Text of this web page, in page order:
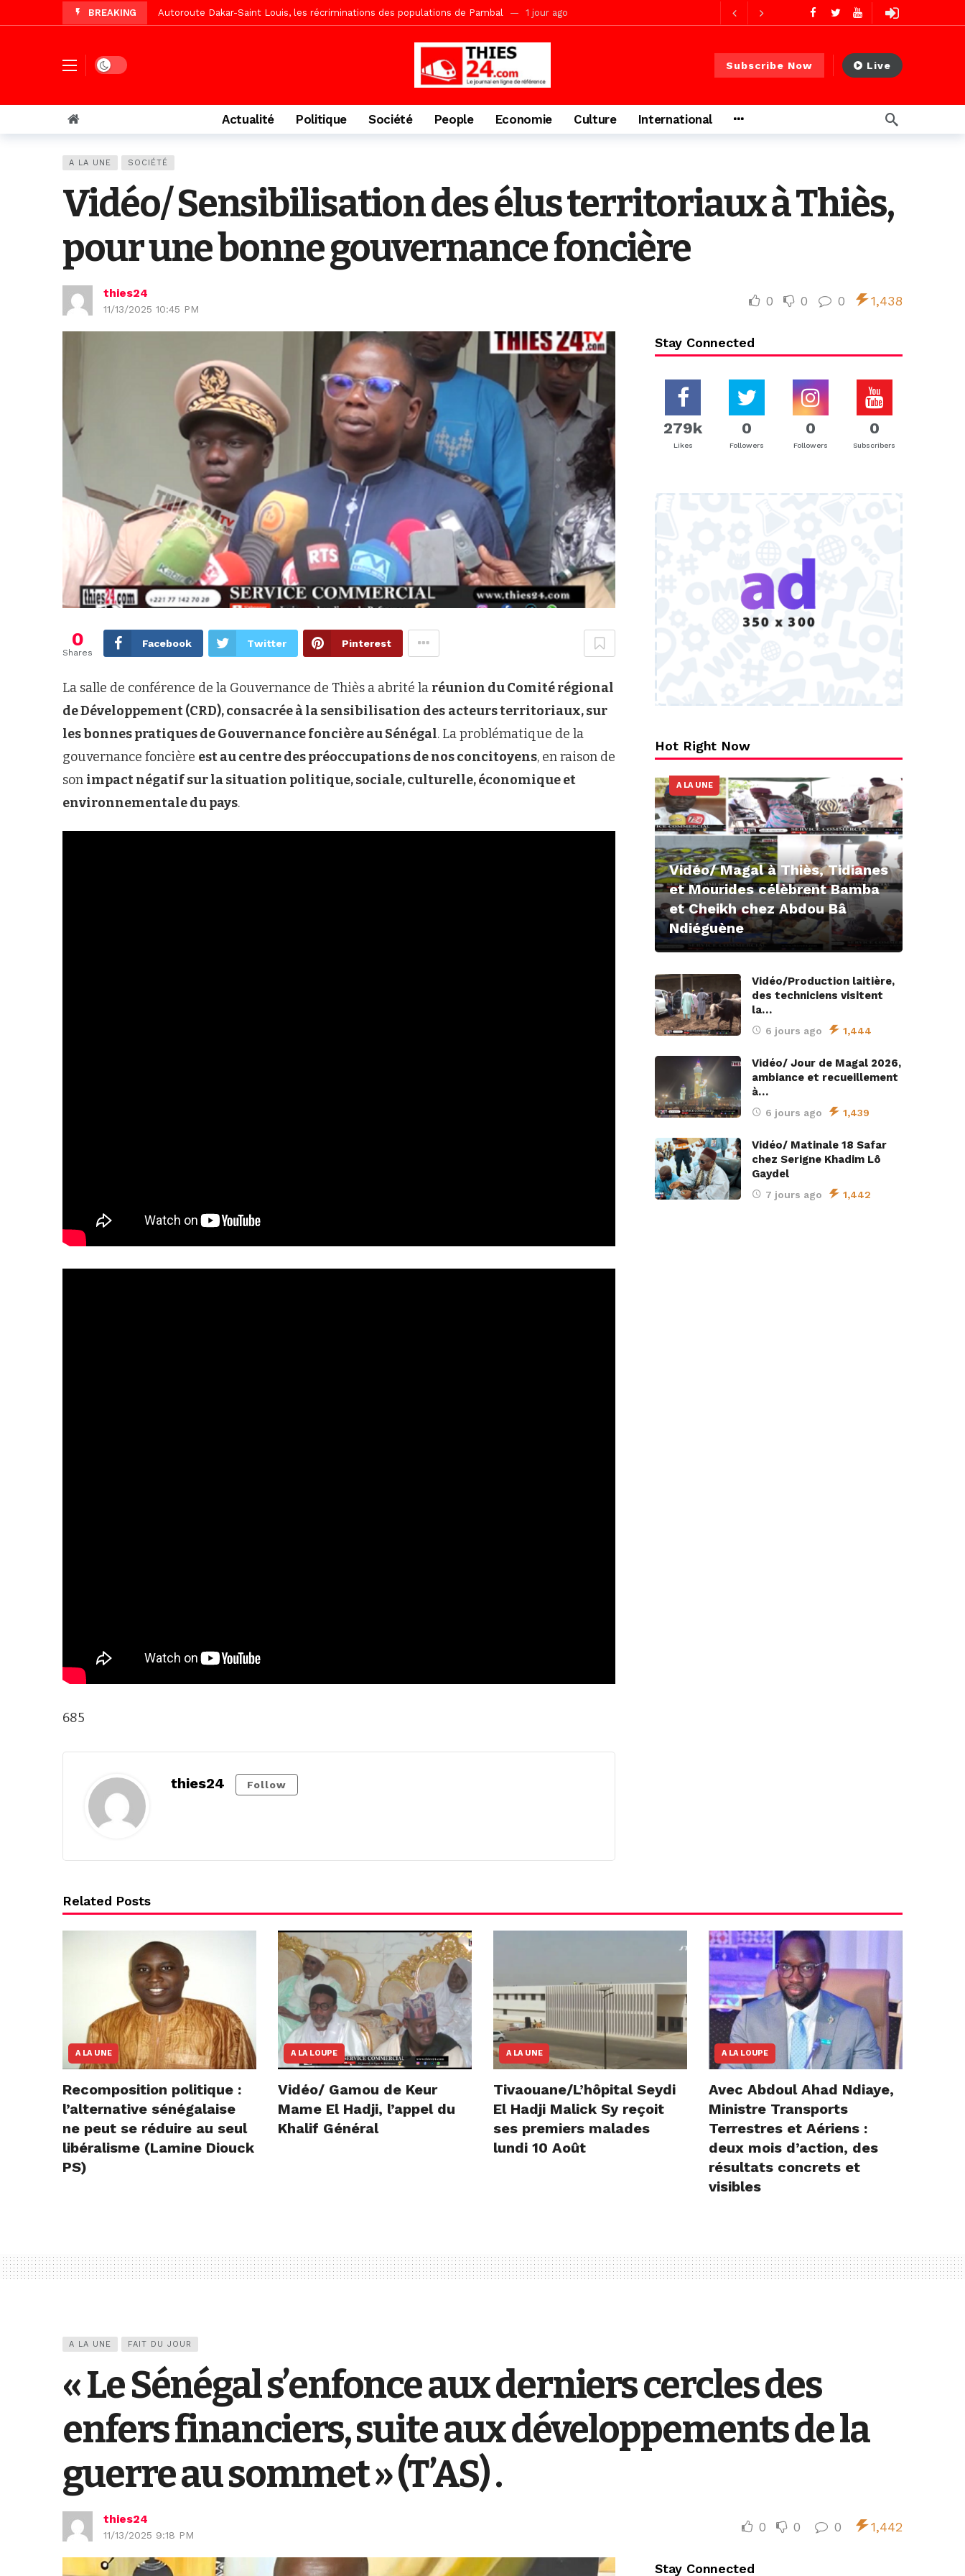
BREAKING Vidéo/Une première, lancement de vacances agricoles au Lycée Malick Sy de Thiès 2 jours ago
Affaire Pape Cheikh Diallo : La liste des bénéficiaires de non-lieu et des prévenus renvoyés en procès
Vidéo/ Magal 2026, le train a transporté 9.651 passagers, l’équivalent de 600 minibus
Vidéo/ L’arrivée spectaculaire à la gare de Thiès, du dernier train en provenance de Touba 2 jours ago
Vidéo/ Grand Thiès en deuil, Cheikh Ndiaye l’initiateur du kurel 18 Safar a péri dans un accident 3 jours ago
Adhésion du Mouvement citoyen « ZIGUINCHOR REK » au parti KIIRAY – Les Patriotes Républicains
Dark mode Subscribe Now Live
Actualité Politique Société People Economie Culture International
A LA UNE SOCIÉTÉ
Vidéo/ Sensibilisation des élus territoriaux à Thiès,
pour une bonne gouvernance foncière
thies24
11/13/2025 10:45 PM
0 0 0 1,438
0
Shares
Facebook Twitter Pinterest
La salle de conférence de la Gouvernance de Thiès a abrité la réunion du Comité régional
de Développement (CRD), consacrée à la sensibilisation des acteurs territoriaux, sur
les bonnes pratiques de Gouvernance foncière au Sénégal. La problématique de la
gouvernance foncière est au centre des préoccupations de nos concitoyens, en raison de
son impact négatif sur la situation politique, sociale, culturelle, économique et
environnementale du pays.
685
thies24 Follow
Stay Connected
279k
Likes
0
Followers
0
Followers
0
Subscribers
Hot Right Now
A LA UNE
Vidéo/ Magal à Thiès, Tidianes
et Mourides célèbrent Bamba
et Cheikh chez Abdou Bâ
Ndiéguène
Vidéo/Production laitière,
des techniciens visitent
la…
6 jours ago 1,444
Vidéo/ Jour de Magal 2026,
ambiance et recueillement
à…
6 jours ago 1,439
Vidéo/ Matinale 18 Safar
chez Serigne Khadim Lô
Gaydel
7 jours ago 1,442
Related Posts
A LA UNE
Recomposition politique :
l’alternative sénégalaise
ne peut se réduire au seul
libéralisme (Lamine Diouck
PS)
A LA LOUPE
Vidéo/ Gamou de Keur
Mame El Hadji, l’appel du
Khalif Général
A LA UNE
Tivaouane/L’hôpital Seydi
El Hadji Malick Sy reçoit
ses premiers malades
lundi 10 Août
A LA LOUPE
Avec Abdoul Ahad Ndiaye,
Ministre Transports
Terrestres et Aériens :
deux mois d’action, des
résultats concrets et
visibles
A LA UNE FAIT DU JOUR
« Le Sénégal s’enfonce aux derniers cercles des
enfers financiers, suite aux développements de la
guerre au sommet » (T’AS) .
thies24
11/13/2025 9:18 PM
0 0 0 1,442
Stay Connected